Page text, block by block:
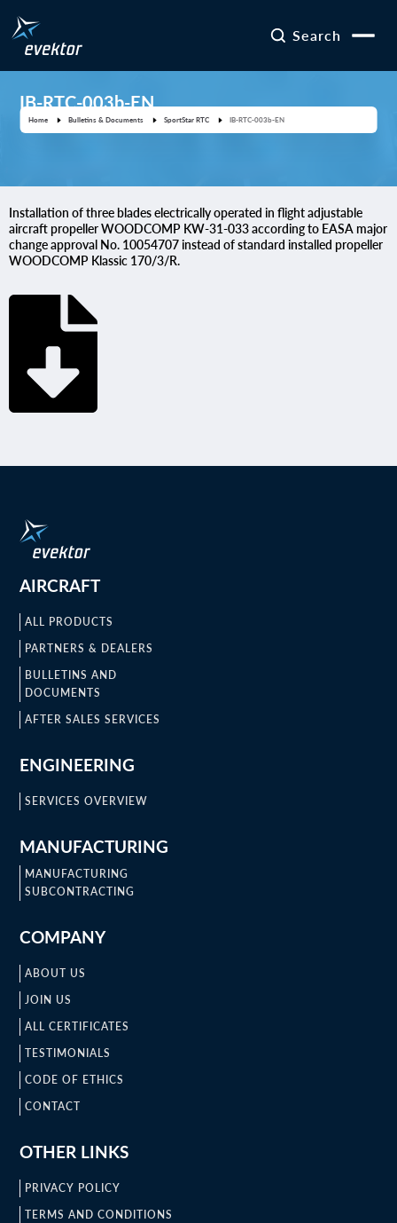
Search
IB-RTC-003b-EN
Home Bulletins & Documents SportStar RTC IB-RTC-003b-EN
Installation of three blades electrically operated in flight adjustable
aircraft propeller WOODCOMP KW-31-033 according to EASA major
change approval No. 10054707 instead of standard installed propeller
WOODCOMP Klassic 170/3/R.
AIRCRAFT
ALL PRODUCTS
PARTNERS & DEALERS
BULLETINS AND
DOCUMENTS
AFTER SALES SERVICES
ENGINEERING
SERVICES OVERVIEW
MANUFACTURING
MANUFACTURING
SUBCONTRACTING
COMPANY
ABOUT US
JOIN US
ALL CERTIFICATES
TESTIMONIALS
CODE OF ETHICS
CONTACT
OTHER LINKS
PRIVACY POLICY
TERMS AND CONDITIONS